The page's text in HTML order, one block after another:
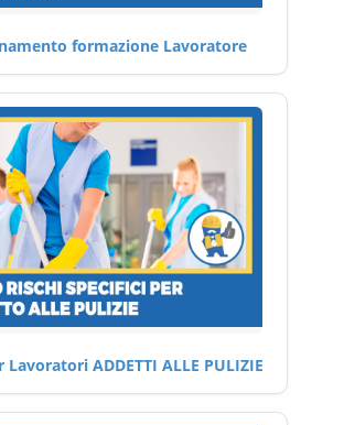
formazione Lavoratore
Lavoratori ADDETTI ALLE PULIZIE